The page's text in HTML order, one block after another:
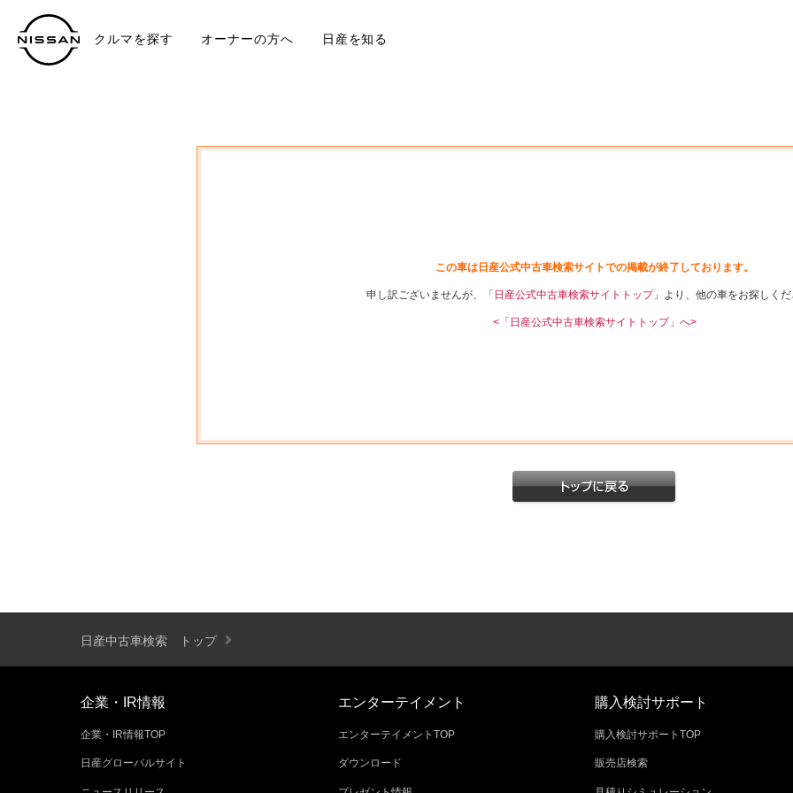
クルマを探す オーナーの方へ 日産を知る
この車は日産公式中古車検索サイトでの掲載が終了しております。
申し訳ございませんが、「 日産公式中古車検索サイトトップ」より、他の車をお探しくだ
<「日産公式中古車検索サイトトップ」へ>
日産中古車検索 トップ
企業・IR情報
企業・IR情報TOP
日産グローバルサイト
エンターテイメント
エンターテイメントTOP
ダウンロード
購入検討サポート
購入検討サポートTOP
販売店検索